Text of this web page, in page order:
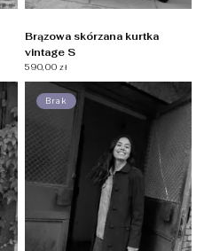
Brązowa skórzana kurtka
vintage S
590,00 zł
Brak